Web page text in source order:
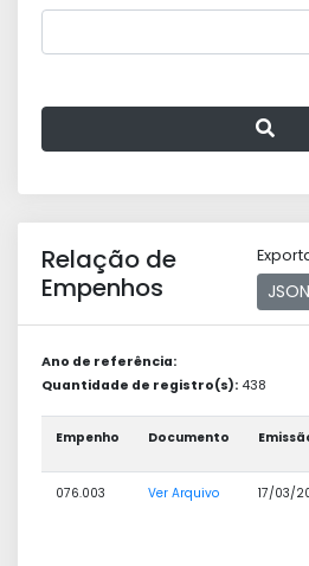
Relação de
Empenhos
JSON
Ano de referência:
Quantidade de registro(s): 438
Empenho Documento
076.003 Ver Arquivo 17/03/